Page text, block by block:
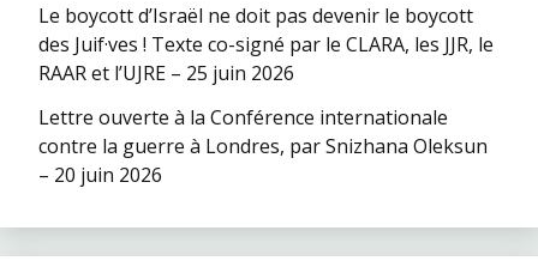
Le boycott d’Israël ne doit pas devenir le boycott
des Juif·ves ! Texte co-signé par le CLARA, les JJR, le
RAAR et l’UJRE – 25 juin 2026
Lettre ouverte à la Conférence internationale
contre la guerre à Londres, par Snizhana Oleksun
– 20 juin 2026